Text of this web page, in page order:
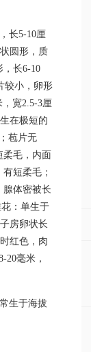
长5-10厘
圆形，质
，长6-10
较小，卵形
宽2.5-3厘
在极短的
苞片无
柔毛，内面
短柔毛；
腺体密被长
：单生于
房卵状长
红色，肉
20毫米，
生于海拔